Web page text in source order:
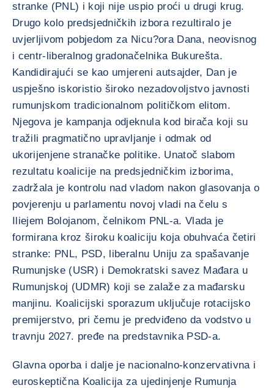
stranke (PNL) i koji nije uspio proći u drugi krug.
Drugo kolo predsjedničkih izbora rezultiralo je
uvjerljivom pobjedom za Nicu?ora Dana, neovisnog
i centr-liberalnog gradonačelnika Bukurešta.
Kandidirajući se kao umjereni autsajder, Dan je
uspješno iskoristio široko nezadovoljstvo javnosti
rumunjskom tradicionalnom političkom elitom.
Njegova je kampanja odjeknula kod birača koji su
tražili pragmatično upravljanje i odmak od
ukorijenjene stranačke politike. Unatoč slabom
rezultatu koalicije na predsjedničkim izborima,
zadržala je kontrolu nad vladom nakon glasovanja o
povjerenju u parlamentu novoj vladi na čelu s
Iliejem Bolojanom, čelnikom PNL-a. Vlada je
formirana kroz široku koaliciju koja obuhvaća četiri
stranke: PNL, PSD, liberalnu Uniju za spašavanje
Rumunjske (USR) i Demokratski savez Mađara u
Rumunjskoj (UDMR) koji se zalaže za mađarsku
manjinu. Koalicijski sporazum uključuje rotacijsko
premijerstvo, pri čemu je predviđeno da vodstvo u
travnju 2027. pređe na predstavnika PSD-a.
Glavna oporba i dalje je nacionalno-konzervativna i
euroskeptična Koalicija za ujedinjenje Rumunja